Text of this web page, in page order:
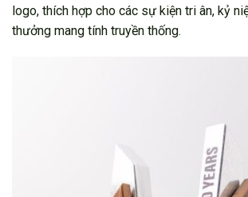
logo, thích hợp cho các sự kiện tri ân, kỷ
thưởng mang tính truyền thống.